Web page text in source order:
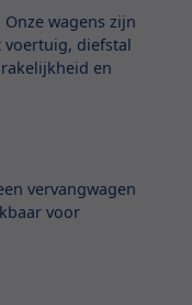
wagens zijn
voertuig, diefstal
en
vervangwagen
voor